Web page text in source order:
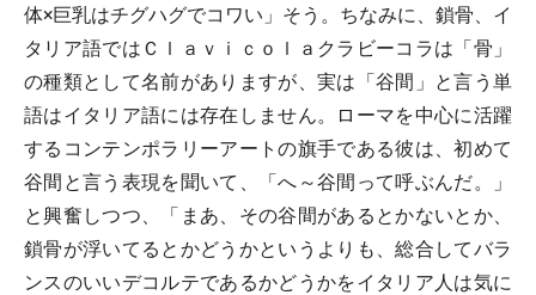
体×巨乳はチグハグでコワい」そう。ちなみに、鎖骨、イ
タリア語ではＣｌａｖｉｃｏｌａクラビーコラは「骨」
の種類として名前がありますが、実は「谷間」と言う単
語はイタリア語には存在しません。ローマを中心に活躍
するコンテンポラリーアートの旗手である彼は、初めて
谷間と言う表現を聞いて、「へ～谷間って呼ぶんだ。」
と興奮しつつ、「まあ、その谷間があるとかないとか、
鎖骨が浮いてるとかどうかというよりも、総合してバラ
ンスのいいデコルテであるかどうかをイタリア人は気に